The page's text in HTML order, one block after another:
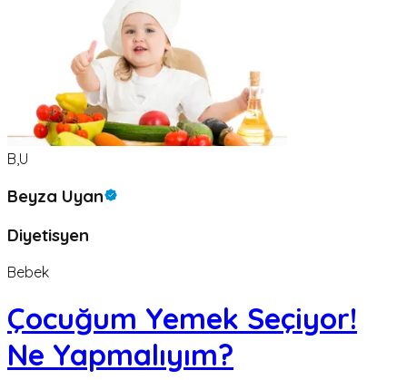
B,U
Beyza Uyan
Diyetisyen
Bebek
Çocuğum Yemek Seçiyor!
Ne Yapmalıyım?